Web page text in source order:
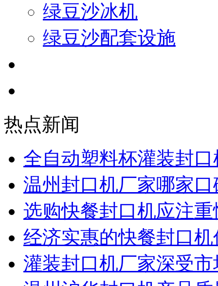
绿豆沙冰机
绿豆沙配套设施
热点新闻
全自动塑料杯灌装封
温州封口机厂家哪家口
选购快餐封口机应注
经济实惠的快餐封口
灌装封口机厂家深受